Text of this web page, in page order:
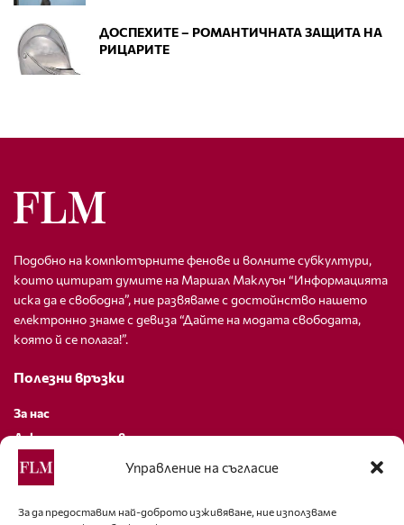
Управление на съгласие
За да предоставим най-доброто изживяване, ние използваме
ДОСПЕХИТЕ – РОМАНТИЧНАТА ЗАЩИТА НА
РИЦАРИТЕ
Подобно на компютърните фенове и волните субкултури,
които цитират думите на Маршал Маклуън “Информацията
иска да е свободна”, ние развяваме с достойнство нашето
електронно знаме с девиза “Дайте на модата свободата,
която й се полага!”.
Полезни връзки
За нас
Декларация за поверителност
Политика за бисквитки
За контакти